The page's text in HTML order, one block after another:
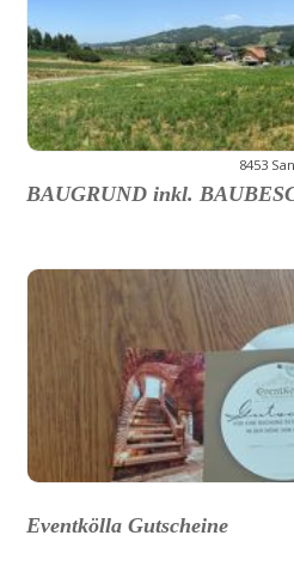
8453
BAUGRUND inkl.
Eventkölla Gutscheine